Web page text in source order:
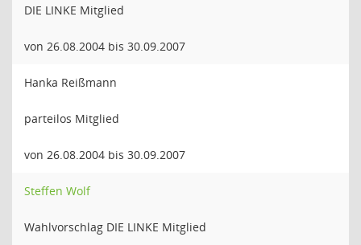
DIE LINKE Mitglied
von 26.08.2004 bis 30.09.2007
Hanka Reißmann
parteilos Mitglied
von 26.08.2004 bis 30.09.2007
Steffen Wolf
Wahlvorschlag DIE LINKE Mitglied